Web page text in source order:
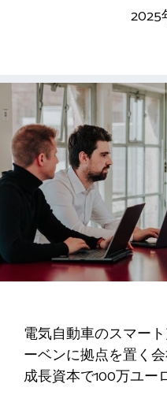
2025
電気自動車のスマー
ーベンに拠点を置く会
成長資本で100万ユー